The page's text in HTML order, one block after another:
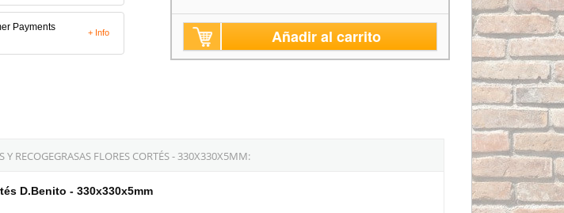
+ Info Añadir al carrito
RECOGEGRASAS FLORES CORTÉS - 330X330X5MM:
D.Benito - 330x330x5mm